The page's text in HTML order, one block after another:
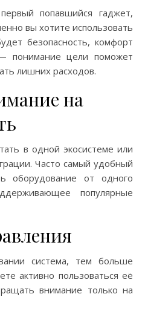
попавшийся гаджет,
вы хотите использовать
безопасность, комфорт
понимание цели поможет
лишних расходов.
на
в одной экосистеме или
Часто самый удобный
оборудование от одного
популярные
система, тем больше
активно пользоваться её
внимание только на